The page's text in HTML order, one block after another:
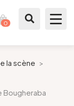
0
la scène >
Bougheraba